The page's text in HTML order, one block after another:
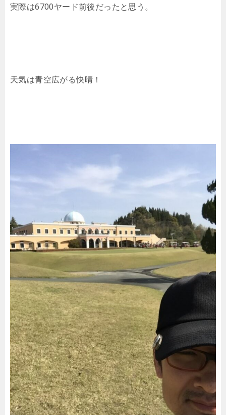
実際は6700ヤード前後だったと思う。
天気は青空広がる快晴！